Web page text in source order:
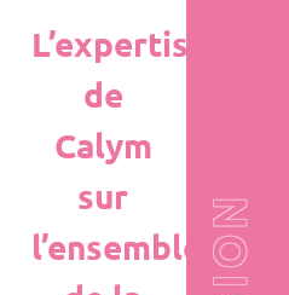
L’expertise
de
Calym
sur
l’ensemble